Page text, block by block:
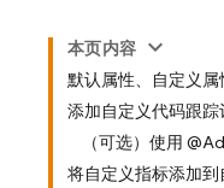
本页内容
默认属性、自定义
添加自定义代码跟踪
（可选）使用
将自定义指标添加